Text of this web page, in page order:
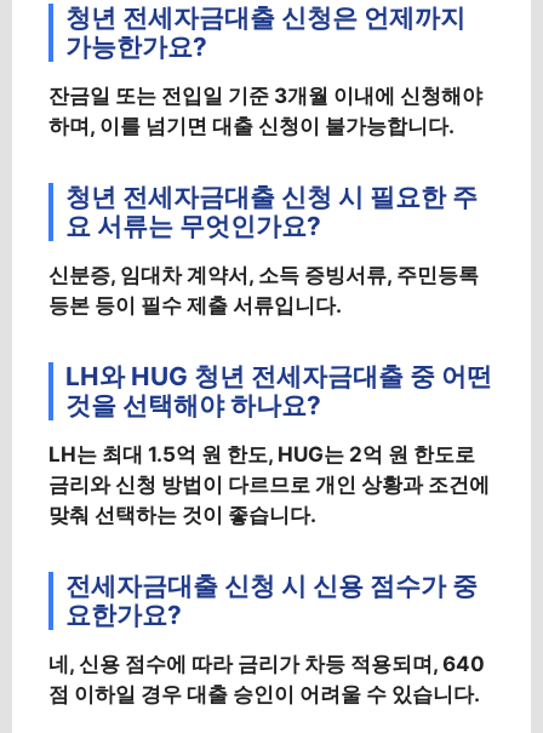
청년 전세자금대출 신청은 언제까지
가능한가요?
잔금일 또는 전입일 기준 3개월 이내에 신청해야
하며, 이를 넘기면 대출 신청이 불가능합니다.
청년 전세자금대출 신청 시 필요한 주
요 서류는 무엇인가요?
신분증, 임대차 계약서, 소득 증빙서류, 주민등록
등본 등이 필수 제출 서류입니다.
LH와 HUG 청년 전세자금대출 중 어떤
것을 선택해야 하나요?
LH는 최대 1.5억 원 한도, HUG는 2억 원 한도로
금리와 신청 방법이 다르므로 개인 상황과 조건에
맞춰 선택하는 것이 좋습니다.
전세자금대출 신청 시 신용 점수가 중
요한가요?
네, 신용 점수에 따라 금리가 차등 적용되며, 640
점 이하일 경우 대출 승인이 어려울 수 있습니다.